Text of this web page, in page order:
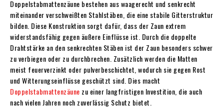
Doppelstabmattenzäune bestehen aus waagerecht und senkrecht
miteinander verschweißten Stahlstäben, die eine stabile Gitterstruktur
bilden. Diese Konstruktion sorgt dafür, dass der Zaun extrem
widerstandsfähig gegen äußere Einflüsse ist. Durch die doppelte
Drahtstärke an den senkrechten Stäben ist der Zaun besonders schwer
zu verbiegen oder zu durchbrechen. Zusätzlich werden die Matten
meist feuerverzinkt oder pulverbeschichtet, wodurch sie gegen Rost
und Witterungseinflüsse geschützt sind. Dies macht
Doppelstabmattenzäune zu einer langfristigen Investition, die auch
nach vielen Jahren noch zuverlässig Schutz bietet.